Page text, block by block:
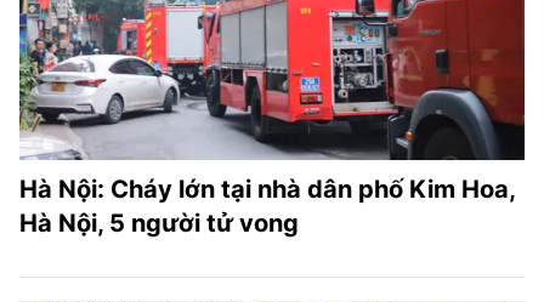
Hà Nội: Cháy lớn tại nhà dân phố Kim Hoa,
Hà Nội, 5 người tử vong